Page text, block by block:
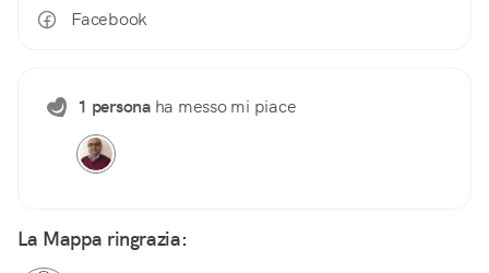
Facebook
1 personaha messo mi piace
La Mappa ringrazia: